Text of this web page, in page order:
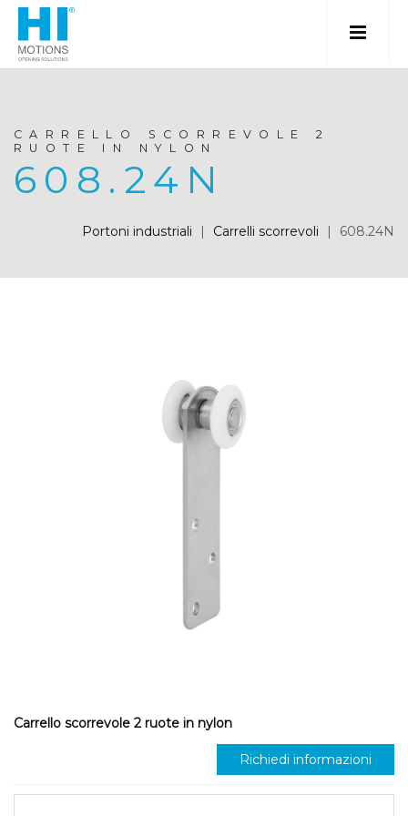
CARRELLO SCORREVOLE 2
RUOTE IN NYLON
608.24N
Portoni industriali | Carrelli scorrevoli | 608.24N
Carrello scorrevole 2 ruote in nylon
Richiedi informazioni